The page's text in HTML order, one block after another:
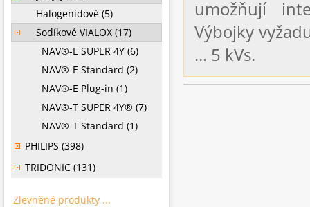
umožňují
Výbojky
... 5 kVs.
Halogenidové (5)
Sodíkové VIALOX (17)
NAV®-E SUPER 4Y (6)
NAV®-E Standard (2)
NAV®-E Plug-in (1)
NAV®-T SUPER 4Y® (7)
NAV®-T Standard (1)
PHILIPS (398)
TRIDONIC (131)
Zlevněné produkty ...